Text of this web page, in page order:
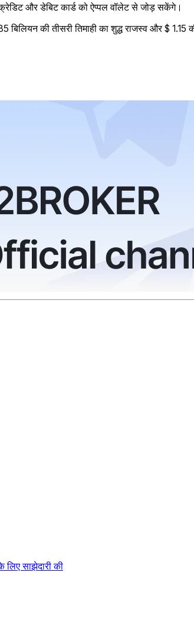
और डेबिट कार्ड को ऐप्पल वॉलेट से जोड़ सकेंगे।
बिलियन की तीसरी तिमाही का शुद्ध राजस्व और $
साझेदारी की